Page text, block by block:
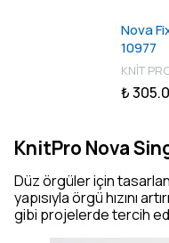
Nova
10977
KNİT
₺
KnitPro Nova
Düz örgüler için
yapısıyla örgü hızını
gibi projelerde tercih